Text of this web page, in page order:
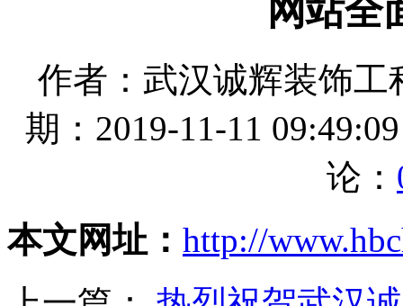
网站全
作者：武汉诚辉装饰
期：2019-11-11
论：
本文网址： http://